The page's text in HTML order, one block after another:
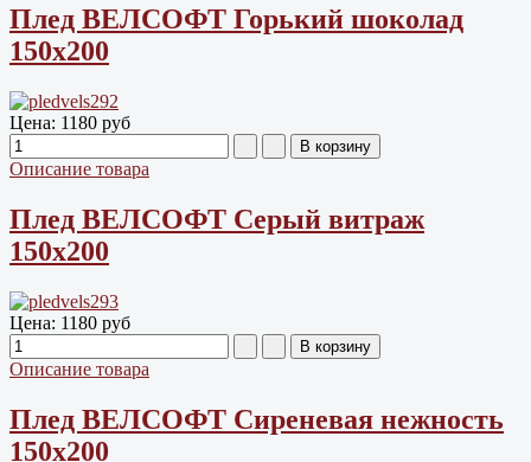
Плед ВЕЛСОФТ Горький шоколад
150х200
Цена: 1180 руб
Описание товара
Плед ВЕЛСОФТ Серый витраж
150х200
Цена: 1180 руб
Описание товара
Плед ВЕЛСОФТ Сиреневая нежность
150х200